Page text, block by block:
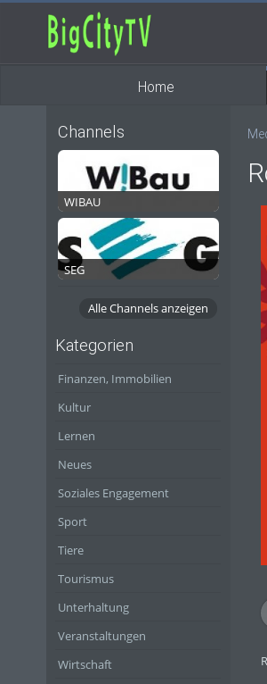
Home
Channels
WIBAU
SEG
Alle Channels anzeigen
Kategorien
Finanzen, Immobilien
Kultur
Lernen
Neues
Soziales Engagement
Sport
Tiere
Tourismus
Unterhaltung
Veranstaltungen
Wirtschaft